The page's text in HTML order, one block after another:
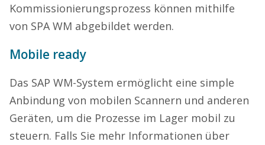
Kommissionierungsprozess können mithilfe
von SPA WM abgebildet werden.
Mobile ready
Das SAP WM-System ermöglicht eine simple
Anbindung von mobilen Scannern und anderen
Geräten, um die Prozesse im Lager mobil zu
steuern. Falls Sie mehr Informationen über